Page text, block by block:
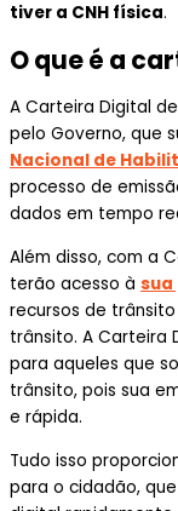
tiver a CNH física.
O que é a
A Carteira Digital
pelo Governo, que
Nacional de
processo de
dados em tempo
Além disso, com a
terão acesso à
recursos de
trânsito. A Carteira
para aqueles que
trânsito, pois sua
e rápida.
Tudo isso
para o cidadão,